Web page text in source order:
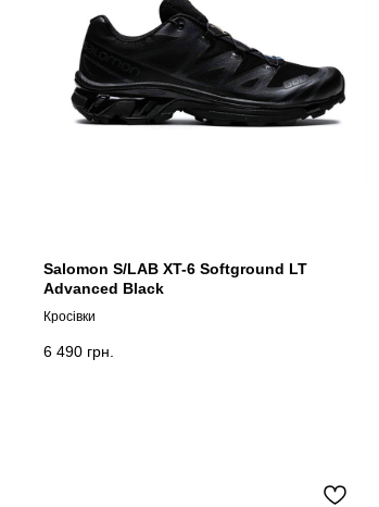
Salomon S/LAB XT-6 Softground LT
Advanced Black
Кросівки
6 490 грн.